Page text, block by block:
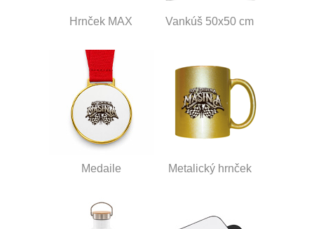
Hrnček MAX Vankúš 50x50 cm
Medaile Metalický hrnček